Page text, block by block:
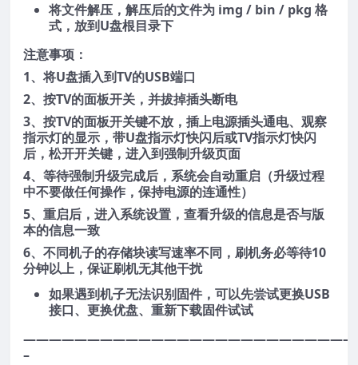
将文件解压，解压后的文件为 img / bin / pkg 格
式，放到U盘根目录下
注意事项：
1、将U盘插入到TV的USB端口
2、按TV的面板开关，并拔掉插头断电
3、按TV的面板开关键不放，插上电源插头通电、观察
指示灯的显示，带U盘指示灯快闪后或TV指示灯快闪
后，松开开关键，进入到强制升级页面
4、等待强制升级完成后，系统会自动重启（升级过程
中不要做任何操作，保持电源的连通性）
5、重启后，进入系统设置，查看升级的信息是否与版
本的信息一致
6、不同机子的存储块读写速率不同，刷机务必等待10
分钟以上，保证刷机无其他干扰
如果遇到机子无法识别固件，可以先尝试更换USB
接口、更换优盘、重新下载固件试试
–